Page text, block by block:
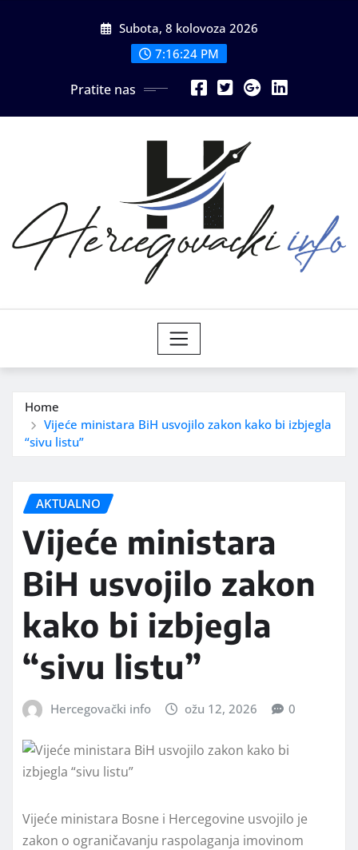
Subota, 8 kolovoza 2026
7:16:26 PM
Pratite nas
Home
Vijeće ministara BiH usvojilo zakon kako bi izbjegla
“sivu listu”
AKTUALNO
Vijeće ministara
BiH usvojilo zakon
kako bi izbjegla
“sivu listu”
Hercegovački info ožu 12, 2026 0
Vijeće ministara Bosne i Hercegovine usvojilo je
zakon o ograničavanju raspolaganja imovinom